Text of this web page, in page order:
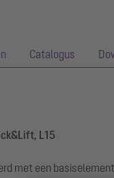
Catalogus
L15
met een